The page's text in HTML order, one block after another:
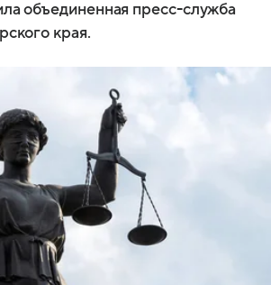
объединенная пресс-служба
края.